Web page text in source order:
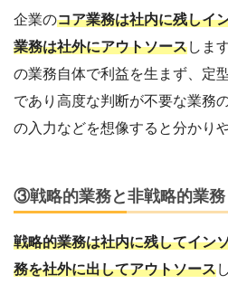
企業のコア業務は社内に残しイ
業務は社外にアウトソースしま
の業務自体で利益を生まず、定
であり高度な判断が不要な業務
の入力などを想像すると分かり
③戦略的業務と非戦略的業務
戦略的業務は社内に残してイン
務を社外に出してアウトソース